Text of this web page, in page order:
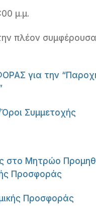
μ.μ.
πλέον
για την “Παροχή
Συμμετοχής
στο Μητρώο
Προσφοράς
Προσφοράς